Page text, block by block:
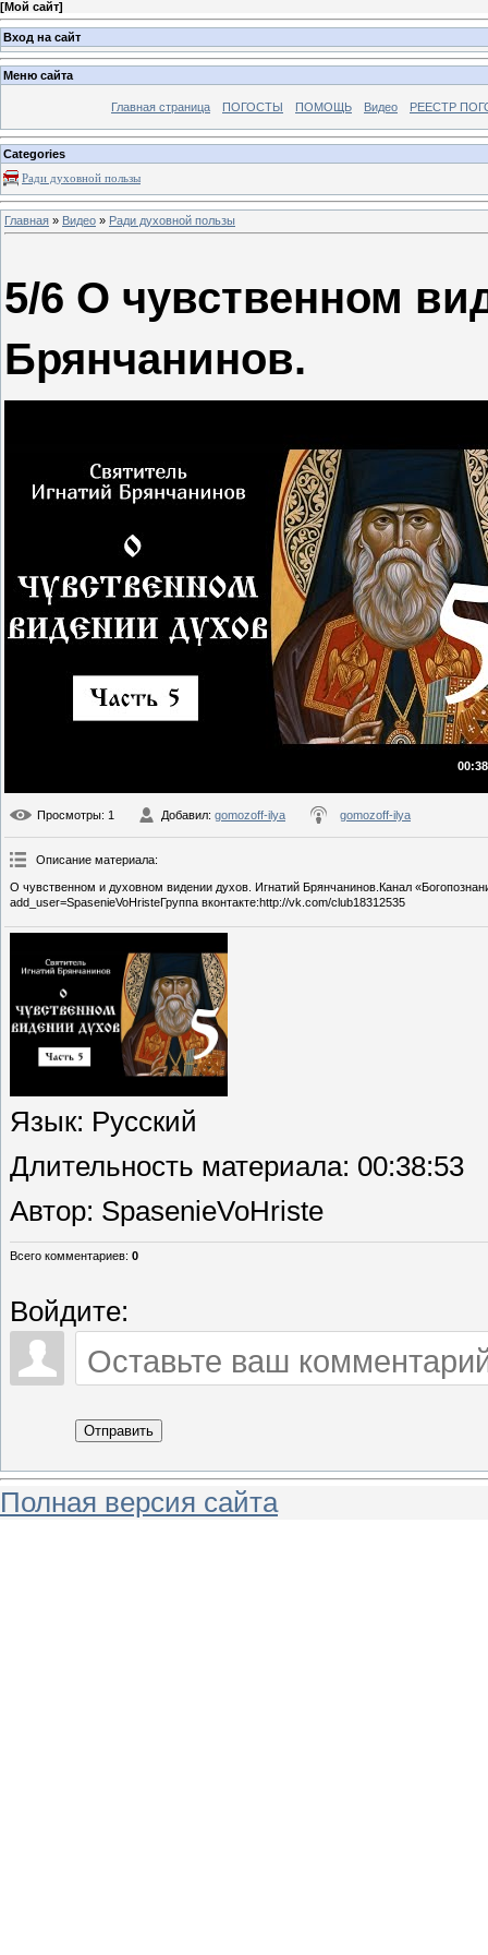
[Мой сайт]
Вход на сайт
Меню сайта
Главная страница ПОГОСТЫ ПОМОЩЬ Видео РЕЕСТР
Categories
Ради духовной пользы
Главная » Видео » Ради духовной пользы
5/6 О чувственном
Брянчанинов.
Просмотры: 1 Добавил: gomozoff-ilya gomozoff-ilya
Описание материала:
О чувственном и духовном видении духов. Игнатий Брянчанинов.Канал
add_user=SpasenieVoHristeГруппа вконтакте:http://vk.com/club18312535
Язык: Русский
Длительность материала: 00:38:53
Автор: SpasenieVoHriste
Всего комментариев: 0
Войдите:
Отправить
Полная версия сайта